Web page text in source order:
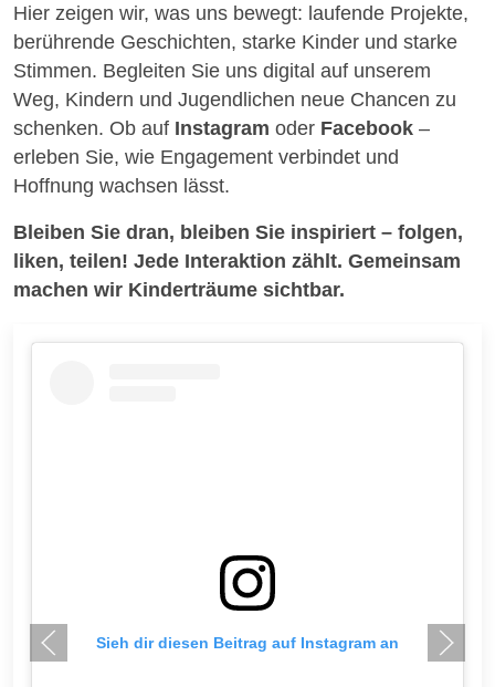
Hier zeigen wir, was uns bewegt: laufende Projekte,
berührende Geschichten, starke Kinder und starke
Stimmen. Begleiten Sie uns digital auf unserem
Weg, Kindern und Jugendlichen neue Chancen zu
schenken. Ob auf Instagram oder Facebook –
erleben Sie, wie Engagement verbindet und
Hoffnung wachsen lässt.
Bleiben Sie dran, bleiben Sie inspiriert – folgen,
liken, teilen! Jede Interaktion zählt. Gemeinsam
machen wir Kinderträume sichtbar.
Sieh dir diesen Beitrag auf Instagram an